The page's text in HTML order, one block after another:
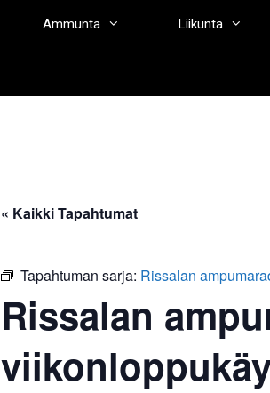
Ammunta Liikunta
« Kaikki Tapahtumat
Tapahtuman sarja: Rissalan
Rissalan